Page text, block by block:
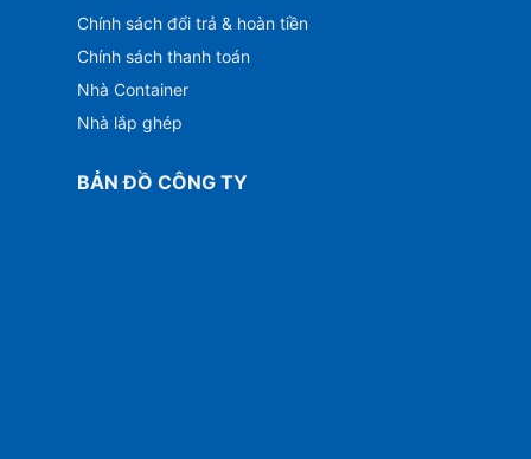
Chính sách đổi trả & hoàn tiền
Chính sách thanh toán
Nhà Container
Nhà lắp ghép
BẢN ĐỒ CÔNG TY